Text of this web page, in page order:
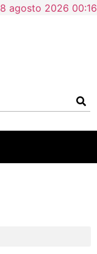
8 agosto 2026 00:16